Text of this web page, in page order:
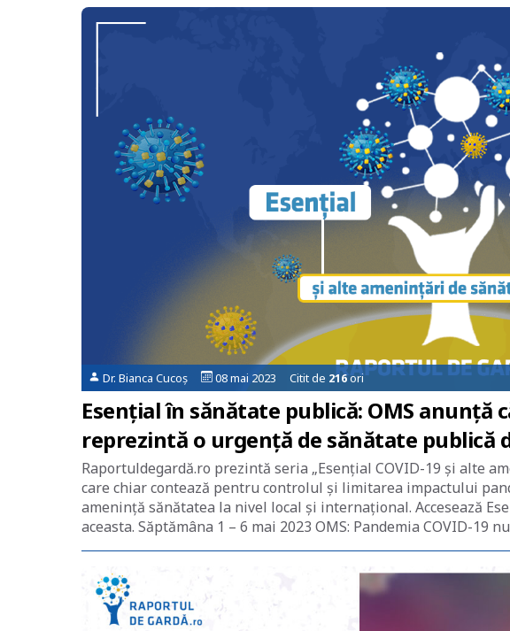
Dr. Bianca Cucoș 08 mai 2023 Citit de 216ori
Esențial în sănătate publică: OMS anunță
reprezintă o urgență de sănătate publică
Raportuldegardă.ro prezintă seria „Esențial COVID-19 și alte
care chiar contează pentru controlul și limitarea impactului
amenință sănătatea la nivel local și internațional. Accesează
aceasta. Săptămâna 1 – 6 mai 2023 OMS: Pandemia COVID-19